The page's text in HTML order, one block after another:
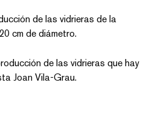
de las vidrieras de la
cm de diámetro.
de las vidrieras que hay
Joan Vila-Grau.